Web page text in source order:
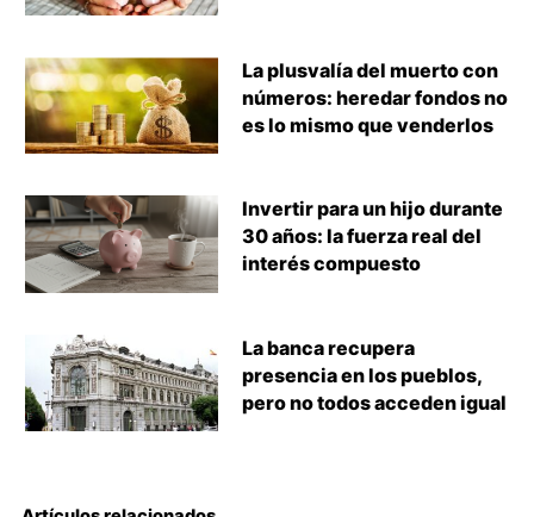
La plusvalía del muerto con
números: heredar fondos no
es lo mismo que venderlos
Invertir para un hijo durante
30 años: la fuerza real del
interés compuesto
La banca recupera
presencia en los pueblos,
pero no todos acceden igual